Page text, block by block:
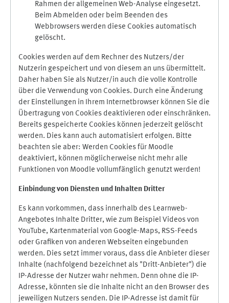
Rahmen der allgemeinen Web-Analyse eingesetzt.
Beim Abmelden oder beim Beenden des
Webbrowsers werden diese Cookies automatisch
gelöscht.
Cookies werden auf dem Rechner des Nutzers/der
Nutzerin gespeichert und von diesem an uns übermittelt.
Daher haben Sie als Nutzer/in auch die volle Kontrolle
über die Verwendung von Cookies. Durch eine Änderung
der Einstellungen in Ihrem Internetbrowser können Sie die
Übertragung von Cookies deaktivieren oder einschränken.
Bereits gespeicherte Cookies können jederzeit gelöscht
werden. Dies kann auch automatisiert erfolgen. Bitte
beachten sie aber: Werden Cookies für Moodle
deaktiviert, können möglicherweise nicht mehr alle
Funktionen von Moodle vollumfänglich genutzt werden!
Einbindung von Diensten und Inhalten Dritter
Es kann vorkommen, dass innerhalb des Learnweb-
Angebotes Inhalte Dritter, wie zum Beispiel Videos von
YouTube, Kartenmaterial von Google-Maps, RSS-Feeds
oder Grafiken von anderen Webseiten eingebunden
werden. Dies setzt immer voraus, dass die Anbieter dieser
Inhalte (nachfolgend bezeichnet als "Dritt-Anbieter") die
IP-Adresse der Nutzer wahr nehmen. Denn ohne die IP-
Adresse, könnten sie die Inhalte nicht an den Browser des
jeweiligen Nutzers senden. Die IP-Adresse ist damit für